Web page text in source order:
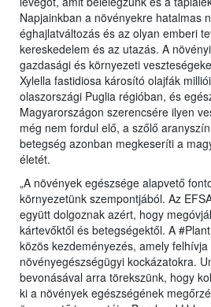
Napjainkban a növényekre hatalmas
éghajlatváltozás és az olyan emberi
kereskedelem és az utazás. A
gazdasági és környezeti
Xylella fastidiosa károsító olajfák
olaszországi Puglia régióban, és
Magyarországon szerencsére ilyen
még nem fordul elő, a szőlő
betegség azonban megkeseríti a
életét.
„A növények egészsége alapvető
környezetünk szempontjából. Az
együtt dolgoznak azért, hogy
kártevőktől és betegségektől. A
közös kezdeményezés, amely
növényegészségügyi kockázatokra.
bevonásával arra törekszünk, hogy
ki a növények egészségének